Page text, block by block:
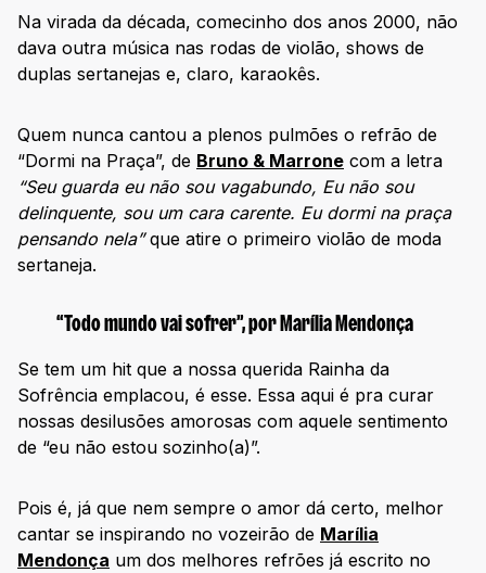
Na virada da década, comecinho dos anos 2000, não
dava outra música nas rodas de violão, shows de
duplas sertanejas e, claro, karaokês.
Quem nunca cantou a plenos pulmões o refrão de
“Dormi na Praça”, de Bruno & Marrone com a letra
“Seu guarda eu não sou vagabundo, Eu não sou
delinquente, sou um cara carente. Eu dormi na praça
pensando nela”que atire o primeiro violão de moda
sertaneja.
“Todo mundo vai sofrer”, por Marília Mendonça
Se tem um hit que a nossa querida Rainha da
Sofrência emplacou, é esse. Essa aqui é pra curar
nossas desilusões amorosas com aquele sentimento
de “eu não estou sozinho(a)”.
Pois é, já que nem sempre o amor dá certo, melhor
cantar se inspirando no vozeirão de Marília
Mendonça um dos melhores refrões já escrito no